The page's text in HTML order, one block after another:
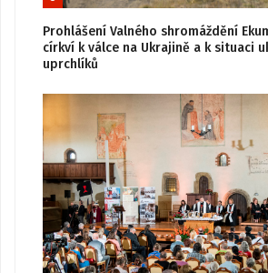
Prohlášení Valného shromáždění
církví k válce na Ukrajině a k situaci
uprchlíků